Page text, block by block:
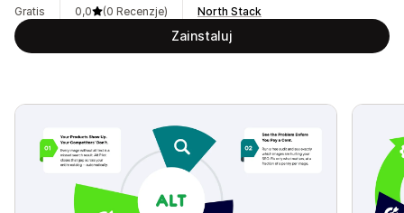
Gratis
0,0
(0 Recenzje)
North Stack
Zainstaluj